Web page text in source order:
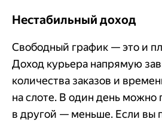
Нестабильный доход
Свободный график — это и
Доход курьера напрямую
количества заказов и
на слоте. В один день можно
в другой — меньше. Если вы